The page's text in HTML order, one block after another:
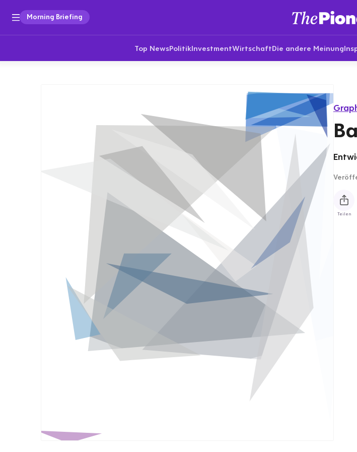
Morning Briefing
Top NewsPolitikInvestmentWirtschaftDie andere Meinung
Teilen